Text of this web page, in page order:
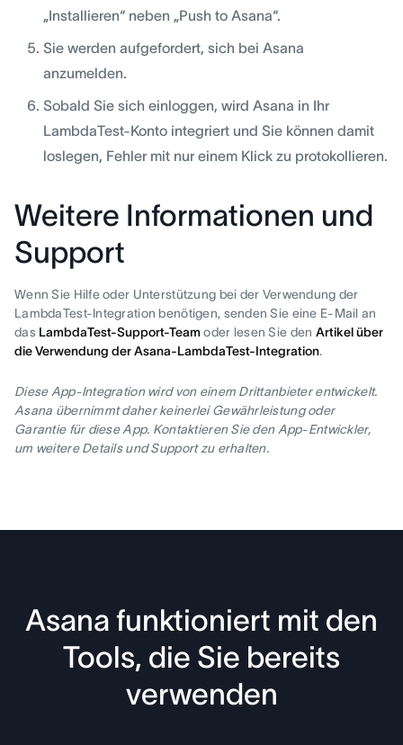
„Installieren“ neben „Push to Asana“.
Sie werden aufgefordert, sich bei Asana
anzumelden.
Sobald Sie sich einloggen, wird Asana in Ihr
LambdaTest-Konto integriert und Sie können damit
loslegen, Fehler mit nur einem Klick zu protokollieren.
Weitere Informationen und
Support
Wenn Sie Hilfe oder Unterstützung bei der Verwendung der
LambdaTest-Integration benötigen, senden Sie eine E-Mail an
das LambdaTest-Support-Team oder lesen Sie den Artikel über
die Verwendung der Asana-LambdaTest-Integration.
Diese App-Integration wird von einem Drittanbieter entwickelt.
Asana übernimmt daher keinerlei Gewährleistung oder
Garantie für diese App. Kontaktieren Sie den App-Entwickler,
um weitere Details und Support zu erhalten.
Asana funktioniert mit den
Tools, die Sie bereits
verwenden